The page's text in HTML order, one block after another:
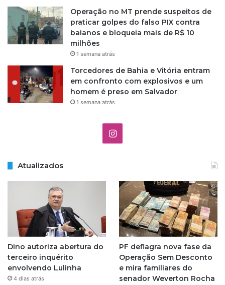
Operação no MT prende suspeitos de
praticar golpes do falso PIX contra
baianos e bloqueia mais de R$ 10
milhões
1 semana atrás
Torcedores de Bahia e Vitória entram
em confronto com explosivos e um
homem é preso em Salvador
1 semana atrás
I
t
a
g
r
a
Atualizados
Dino autoriza abertura do
terceiro inquérito
envolvendo Lulinha
4 dias atrás
PF deflagra nova fase da
Operação Sem Desconto
e mira familiares do
senador Weverton Rocha